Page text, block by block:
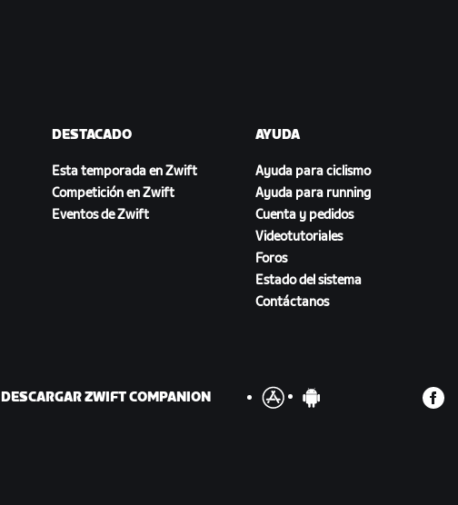
DESTACADO
Esta temporada en Zwift
Competición en Zwift
Eventos de Zwift
AYUDA
Ayuda para ciclismo
Ayuda para running
Cuenta y pedidos
Videotutoriales
Foros
Estado del sistema
Contáctanos
DESCARGAR ZWIFT COMPANION